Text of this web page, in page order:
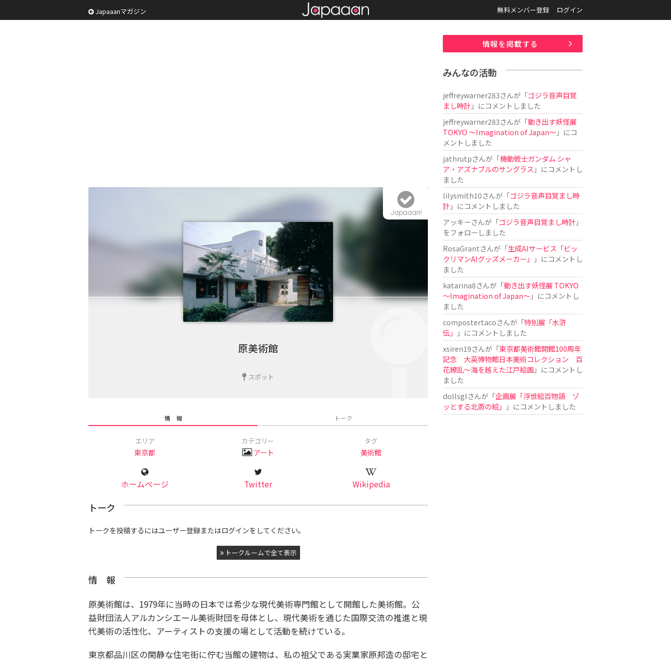
Japaaanマガジン 無料メンバー登録 ログイン
原美術館
スポット
Japaaan!
情 報 トーク
エリア
東京都
カテゴリー
アート
タグ
美術館
ホームページ Twitter Wikipedia
トーク
トークを投稿するにはユーザー登録またはログインをしてください。
トークルームで全て表示
情 報
原美術館は、1979年に当時の日本では希少な現代美術専門館として開館した美術館。公
益財団法人アルカンシエール美術財団を母体とし、現代美術を通じた国際交流の推進と現
代美術の活性化、アーティストの支援の場として活動を続けている。
東京都品川区の閑静な住宅街に佇む当館の建物は、私の祖父である実業家原邦造の邸宅と
情報を掲載する
みんなの活動
jeffreywarner283さんが「ゴジラ音声目覚
まし時計」にコメントしました
jeffreywarner283さんが「動き出す妖怪展
TOKYO 〜Imagination of Japan〜」にコ
メントしました
jathrutpさんが「機動戦士ガンダム シャ
ア・アズナブルのサングラス 」にコメントし
ました
lilysmith10さんが「ゴジラ音声目覚まし時
計」にコメントしました
アッキーさんが「ゴジラ音声目覚まし時計」
をフォローしました
RosaGrantさんが「生成AIサービス「ビッ
クリマンAIグッズメーカー」
」にコメントし
ました
katarina8さんが「動き出す妖怪展 TOKYO
〜Imagination of Japan〜」にコメントし
ました
compostertacoさんが「特別展「水滸
伝」
」にコメントしました
xsiren19さんが「東京都美術館開館100周年
記念 大英博物館日本美術コレクション 百
花繚乱～海を越えた江戸絵画」にコメントし
ました
dollsglさんが「企画展「浮世絵百物語 ゾ
ッとする北斎の絵」
」にコメントしました